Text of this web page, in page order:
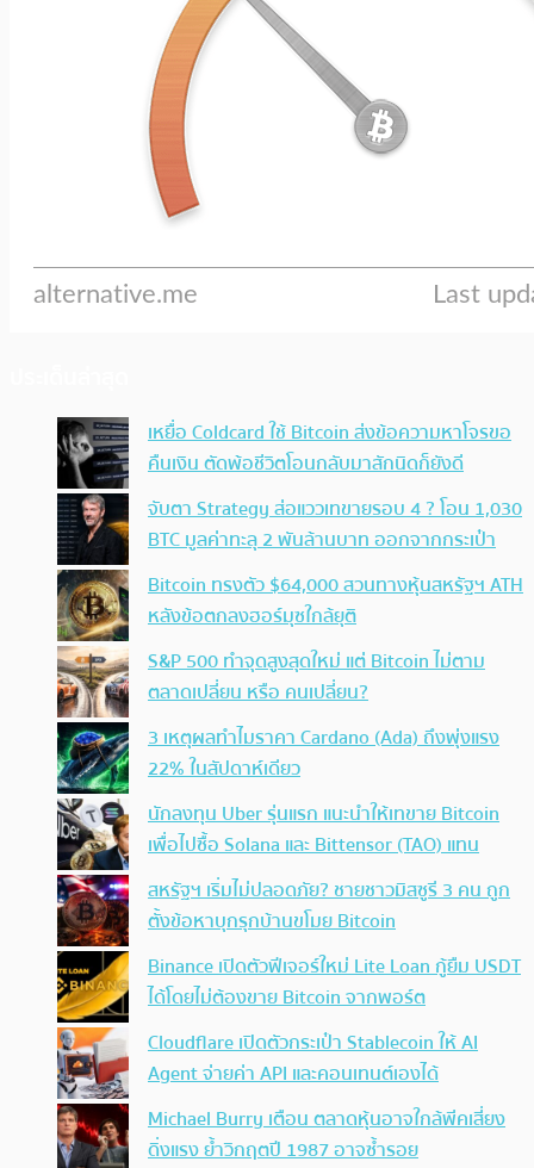
เหยื่อ Coldcard ใช้ Bitcoin ส่งข้อความหาโจรขอ
คืนเงิน ตัดพ้อชีวิตโอนกลับมาสักนิดก็ยังดี
จับตา Strategy ส่อแววเทขายรอบ 4 ? โอน 1,030
BTC มูลค่าทะลุ 2 พันล้านบาท ออกจากกระเป๋า
Bitcoin ทรงตัว $64,000 สวนทางหุ้นสหรัฐฯ ATH
หลังข้อตกลงฮอร์มุซใกล้ยุติ
S&P 500 ทำจุดสูงสุดใหม่ แต่ Bitcoin ไม่ตาม
ตลาดเปลี่ยน หรือ คนเปลี่ยน?
3 เหตุผลทำไมราคา Cardano (Ada) ถึงพุ่งแรง
22% ในสัปดาห์เดียว
นักลงทุน Uber รุ่นแรก แนะนำให้เทขาย Bitcoin
เพื่อไปซื้อ Solana และ Bittensor (TAO) แทน
สหรัฐฯ เริ่มไม่ปลอดภัย? ชายชาวมิสซูรี 3 คน ถูก
ตั้งข้อหาบุกรุกบ้านขโมย Bitcoin
Binance เปิดตัวฟีเจอร์ใหม่ Lite Loan กู้ยืม USDT
ได้โดยไม่ต้องขาย Bitcoin จากพอร์ต
Cloudflare เปิดตัวกระเป๋า Stablecoin ให้ AI
Agent จ่ายค่า API และคอนเทนต์เองได้
Michael Burry เตือน ตลาดหุ้นอาจใกล้พีคเสี่ยง
ดิ่งแรง ย้ำวิกฤตปี 1987 อาจซ้ำรอย